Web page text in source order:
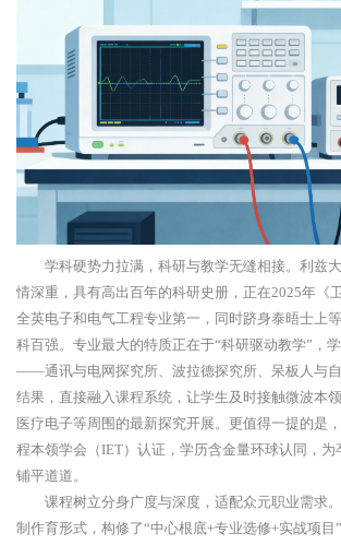
学科硬势力拉满，科研与教学无缝相接。利兹大
情深重，具有高出百年的科研史册，正在2025年《
全英电子和电气工程专业第一，同时跻身泰晤士上
科百强。专业最大的特质正在于“科研驱动教学”，
——通讯与电网探究所、波拉德探究所、呆板人与
结果，直接融入课程系统，让学生及时接触微波本
医疗电子等周围的最新探究开展。更值得一提的是
程本领学会（IET）认证，学历含金量环球认同，为
铺平道道。
课程树立分身广度与深度，适配众元职业需求。
制作育形式，构修了“中心根底+专业选修+实战项目